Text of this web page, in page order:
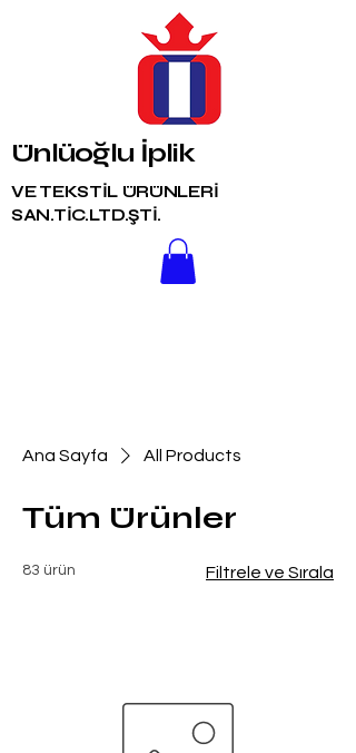
Ünlüoğlu İplik
VE TEKSTİL ÜRÜNLERİ
SAN.TİC.LTD.ŞTİ.
Ana Sayfa All Products
Tüm Ürünler
83 ürün Filtrele ve Sırala